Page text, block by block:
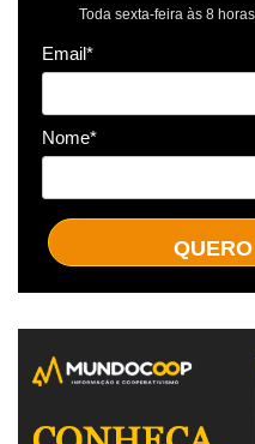
Toda sexta-feira às 8
Email*
Nome*